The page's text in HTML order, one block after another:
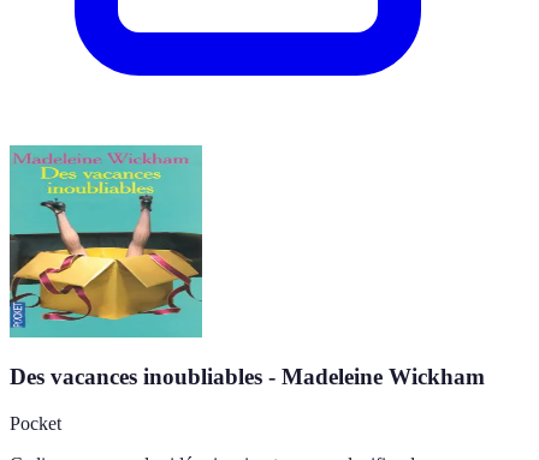
Des vacances inoubliables - Madeleine Wickham
Pocket